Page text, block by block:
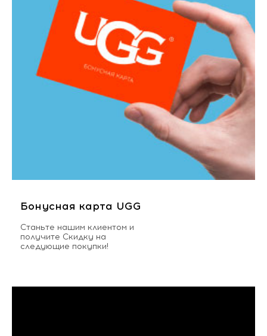
Бонусная карта UGG
Станьте нашим клиентом и
получите Скидку на
следующие покупки!